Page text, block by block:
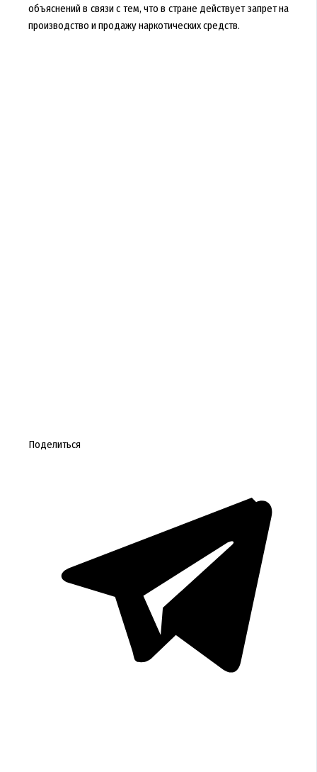
объяснений в связи с тем, что в стране действует запрет на
производство и продажу наркотических средств.
Поделиться